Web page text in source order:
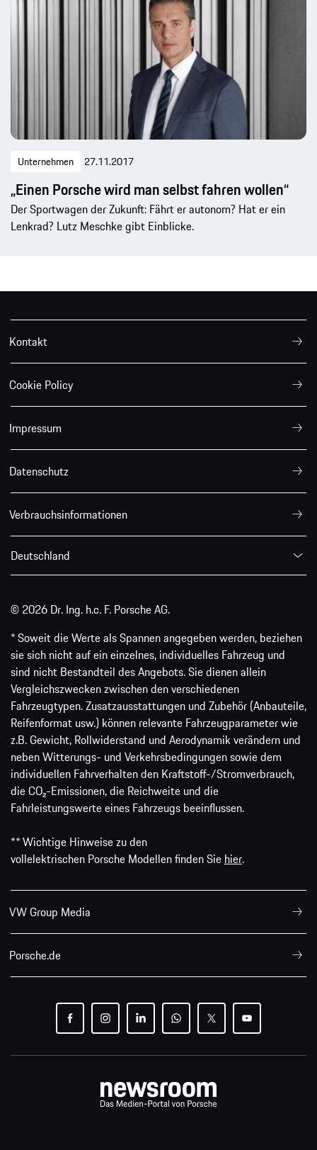
Unternehmen 27.11.2017
„Einen Porsche wird man selbst fahren wollen“
Der Sportwagen der Zukunft: Fährt er autonom? Hat er ein
Lenkrad? Lutz Meschke gibt Einblicke.
Kontakt
Cookie Policy
Impressum
Datenschutz
Verbrauchsinformationen
Deutschland
© 2026 Dr. Ing. h.c. F. Porsche AG.
* Soweit die Werte als Spannen angegeben werden, beziehen
sie sich nicht auf ein einzelnes, individuelles Fahrzeug und
sind nicht Bestandteil des Angebots. Sie dienen allein
Vergleichszwecken zwischen den verschiedenen
Fahrzeugtypen. Zusatzausstattungen und Zubehör (Anbauteile,
Reifenformat usw.) können relevante Fahrzeugparameter wie
z.B. Gewicht, Rollwiderstand und Aerodynamik verändern und
neben Witterungs- und Verkehrsbedingungen sowie dem
individuellen Fahrverhalten den Kraftstoff-/Stromverbrauch,
die CO₂-Emissionen, die Reichweite und die
Fahrleistungswerte eines Fahrzeugs beeinflussen.
** Wichtige Hinweise zu den
vollelektrischen Porsche Modellen finden Sie hier.
VW Group Media
Porsche.de